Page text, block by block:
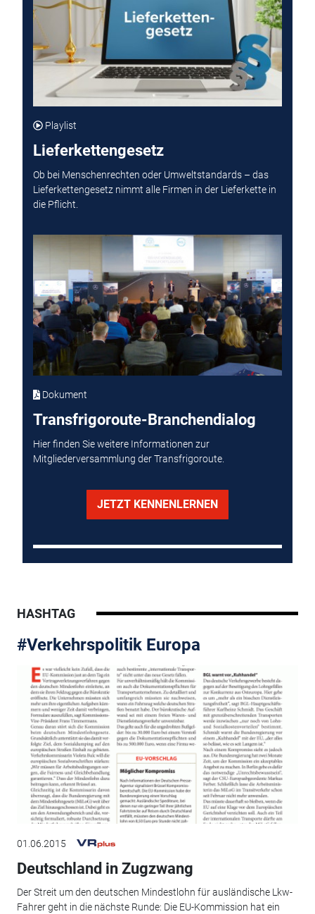
Playlist
Lieferkettengesetz
Ob bei Menschenrechten oder Umweltstandards – das
Lieferkettengesetz nimmt alle Firmen in der Lieferkette in
die Pflicht.
Dokument
Transfrigoroute-Branchendialog
Hier finden Sie weitere Informationen zur
Mitgliederversammlung der Transfrigoroute.
JETZT KENNENLERNEN
HASHTAG
#Verkehrspolitik Europa
01.06.2015
Deutschland in Zugzwang
Der Streit um den deutschen Mindestlohn für ausländische Lkw-
Fahrer geht in die nächste Runde: Die EU-Kommission hat ein